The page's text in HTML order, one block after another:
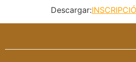
Descargar: